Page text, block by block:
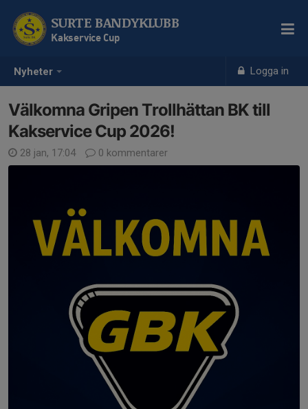
Nyheter Logga in
SURTE BANDYKLUBB
Kakservice Cup
Välkomna Gripen Trollhättan BK till
Kakservice Cup 2026!
28 jan, 17:04 0 kommentarer